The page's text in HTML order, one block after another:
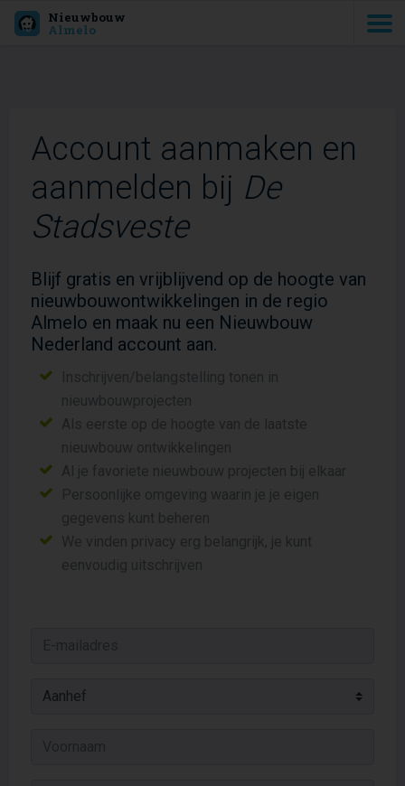
Nieuwbouw
Almelo
Account aanmaken en
aanmelden bij De
Stadsveste
Blijf gratis en vrijblijvend op de hoogte van
nieuwbouwontwikkelingen in de regio
Almelo en maak nu een Nieuwbouw
Nederland account aan.
Inschrijven/belangstelling tonen in
nieuwbouwprojecten
Als eerste op de hoogte van de laatste
nieuwbouw ontwikkelingen
Al je favoriete nieuwbouw projecten bij elkaar
Persoonlijke omgeving waarin je je eigen
gegevens kunt beheren
We vinden privacy erg belangrijk, je kunt
eenvoudig uitschrijven